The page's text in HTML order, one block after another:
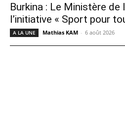
Burkina : Le Ministère de
l’initiative « Sport pour
A LA UNE Mathias KAM - 6 août 2026